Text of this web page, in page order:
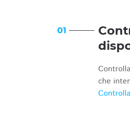
01
che
Controlla